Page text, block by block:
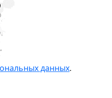
данных.